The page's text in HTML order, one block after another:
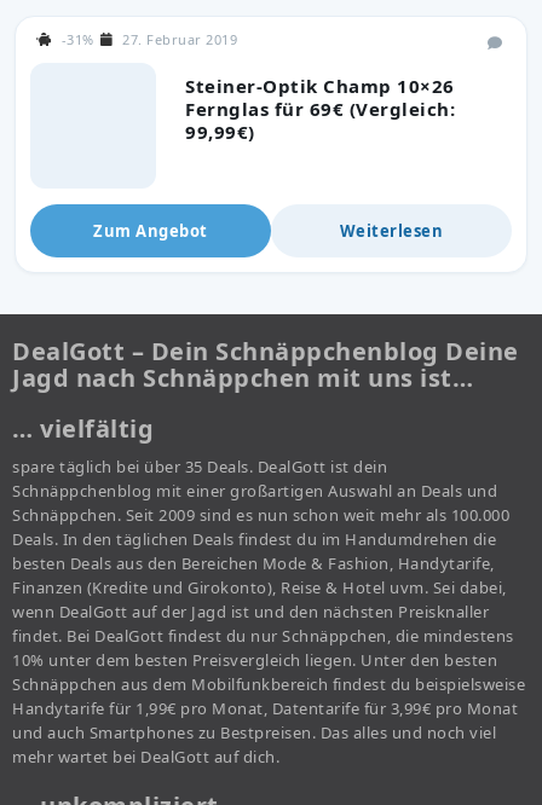
Steiner-Optik Champ 10×26
Fernglas für 69€ (Vergleich:
99,99€)
-31% 27. Februar 2019
Zum Angebot Weiterlesen
DealGott – Dein Schnäppchenblog Deine
Jagd nach Schnäppchen mit uns ist…
… vielfältig
spare täglich bei über 35 Deals. DealGott ist dein
Schnäppchenblog mit einer großartigen Auswahl an Deals und
Schnäppchen. Seit 2009 sind es nun schon weit mehr als 100.000
Deals. In den täglichen Deals findest du im Handumdrehen die
besten Deals aus den Bereichen Mode & Fashion, Handytarife,
Finanzen (Kredite und Girokonto), Reise & Hotel uvm. Sei dabei,
wenn DealGott auf der Jagd ist und den nächsten Preisknaller
findet. Bei DealGott findest du nur Schnäppchen, die mindestens
10% unter dem besten Preisvergleich liegen. Unter den besten
Schnäppchen aus dem Mobilfunkbereich findest du beispielsweise
Handytarife für 1,99€ pro Monat, Datentarife für 3,99€ pro Monat
und auch Smartphones zu Bestpreisen. Das alles und noch viel
mehr wartet bei DealGott auf dich.